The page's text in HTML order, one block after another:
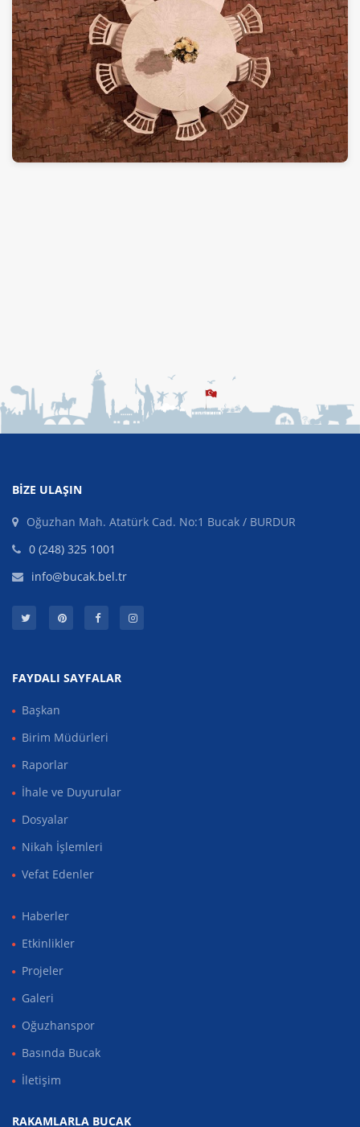
BIZE ULAŞIN
Oğuzhan Mah. Atatürk Cad. No:1 Bucak / BURDUR
0 (248) 325 1001
info@bucak.bel.tr
FAYDALI SAYFALAR
Başkan
Birim Müdürleri
Raporlar
İhale ve Duyurular
Dosyalar
Nikah İşlemleri
Vefat Edenler
Haberler
Etkinlikler
Projeler
Galeri
Oğuzhanspor
Basında Bucak
İletişim
RAKAMLARLA BUCAK